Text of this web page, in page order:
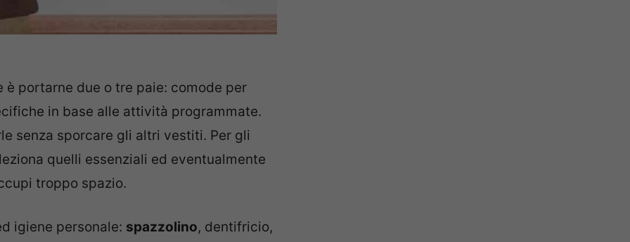
è portarne due o tre paie: comode per
in base alle attività programmate.
senza sporcare gli altri vestiti. Per gli
quelli essenziali ed eventualmente
troppo spazio.
igiene personale: spazzolino, dentifricio,